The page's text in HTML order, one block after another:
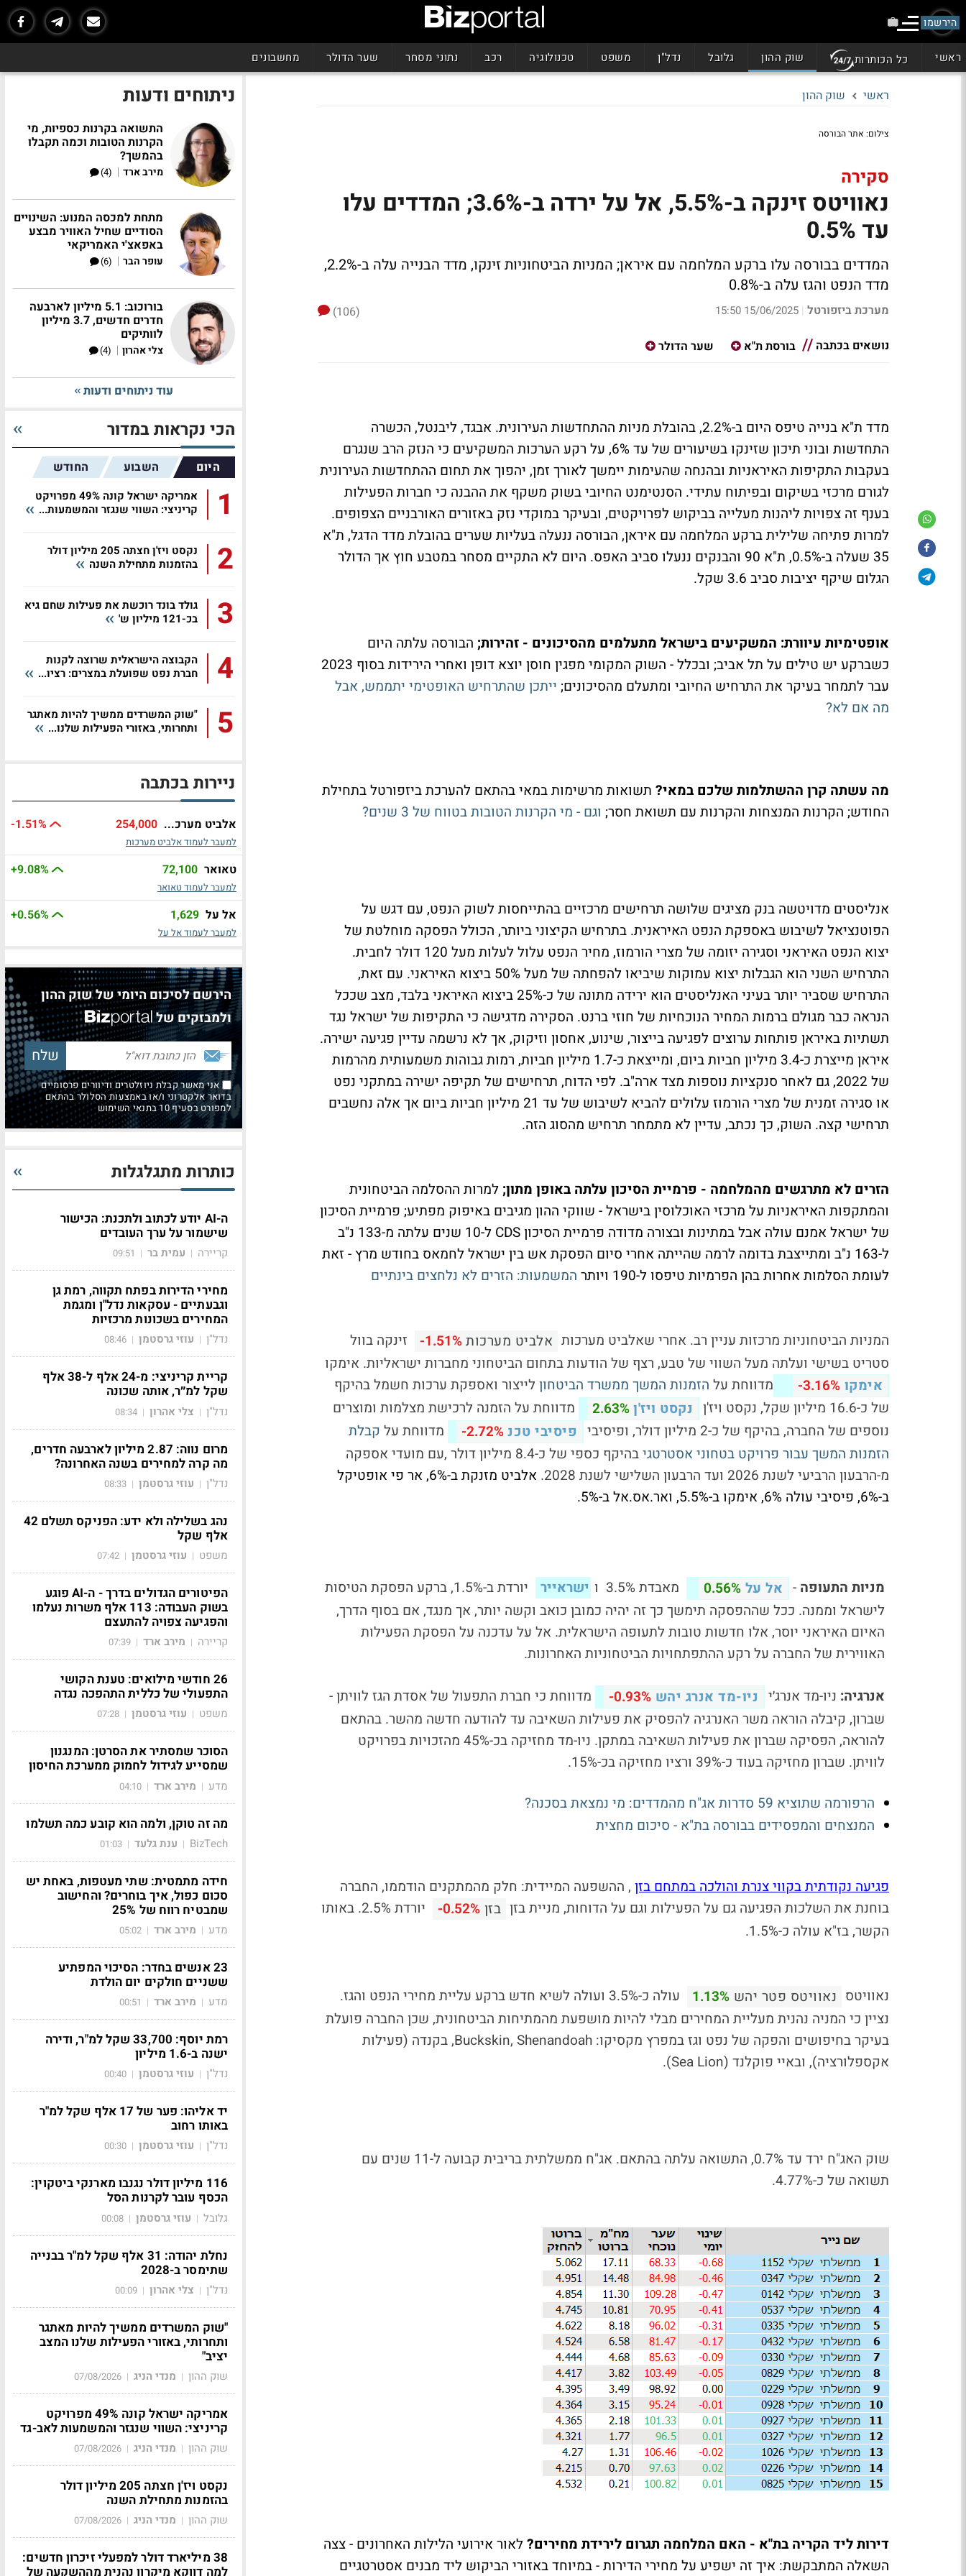
הירשמו
ראשי כל הכותרות שוק ההון גלובל נדל"ן משפט טכנולוגיה רכב נתוני מסחר שער הדולר מחשבונים
ראשי שוק ההון
צילום: אתר הבורסה
סקירה
נאוויטס זינקה ב-5.5%, אל על ירדה ב-3.6%; המדדים עלו
עד 0.5%
המדדים בבורסה עלו ברקע המלחמה עם איראן; המניות הביטחוניות זינקו, מדד הבנייה עלה ב-2.2%,
מדד הנפט והגז עלה ב-0.8%
מערכת ביזפורטל |
15/06/2025 15:50
(106)
נושאים בכתבה
בורסת ת"א שער הדולר
מדד ת"א בנייה טיפס היום ב-2.2%, בהובלת מניות ההתחדשות העירונית. אבגד, ליבנטל, הכשרה
התחדשות ובוני תיכון שזינקו בשיעורים של עד 6%, על רקע הערכות המשקיעים כי הנזק הרב שנגרם
בעקבות התקיפות האיראניות ובהנחה שהעימות יימשך לאורך זמן, יהפוך את תחום ההתחדשות העירונית
לגורם מרכזי בשיקום ובפיתוח עתידי. הסנטימנט החיובי בשוק משקף את ההבנה כי חברות הפעילות
בענף זה צפויות ליהנות מעלייה בביקוש לפרויקטים, ובעיקר במוקדי נזק באזורים האורבניים הצפופים.
למרות פתיחה שלילית ברקע המלחמה עם איראן, הבורסה ננעלה בעליות שערים בהובלת מדד הדגל, ת"א
35 שעלה ב-0.5%, ת"א 90 והבנקים ננעלו סביב האפס. היום לא התקיים מסחר במטבע חוץ אך הדולר
הגלום שיקף יציבות סביב 3.6 שקל.
אופטימיות עיוורת: המשקיעים בישראל מתעלמים מהסיכונים - זהירות; הבורסה עלתה היום
כשברקע יש טילים על תל אביב; ובכלל - השוק המקומי מפגין חוסן יוצא דופן ואחרי הירידות בסוף 2023
עבר לתמחר בעיקר את התרחיש החיובי ומתעלם מהסיכונים; ייתכן שהתרחיש האופטימי יתממש, אבל
מה אם לא?
מה עשתה קרן ההשתלמות שלכם במאי? תשואות מרשימות במאי בהתאם להערכת ביזפורטל בתחילת
החודש; הקרנות המנצחות והקרנות עם תשואת חסר; וגם - מי הקרנות הטובות בטווח של 3 שנים?
אנליסטים מדויטשה בנק מציגים שלושה תרחישים מרכזיים בהתייחסות לשוק הנפט, עם דגש על
הפוטנציאל לשיבוש באספקת הנפט האיראנית. בתרחיש הקיצוני ביותר, הכולל הפסקה מוחלטת של
יצוא הנפט האיראני וסגירה יזומה של מצרי הורמוז, מחיר הנפט עלול לעלות מעל 120 דולר לחבית.
התרחיש השני הוא הגבלות יצוא עמוקות שיביאו להפחתה של מעל 50% ביצוא האיראני. עם זאת,
התרחיש שסביר יותר בעיני האנליסטים הוא ירידה מתונה של כ-25% ביצוא האיראני בלבד, מצב שככל
הנראה כבר מגולם ברמות המחיר הנוכחיות של חוזי ברנט. הסקירה מדגישה כי התקיפות של ישראל נגד
תשתיות באיראן פותחות ערוצים לפגיעה בייצור, שינוע, אחסון וזיקוק, אך לא נרשמה עדיין פגיעה ישירה.
איראן מייצרת כ-3.4 מיליון חביות ביום, ומייצאת כ-1.7 מיליון חביות, רמות גבוהות משמעותית מהרמות
של 2022, גם לאחר סנקציות נוספות מצד ארה"ב. לפי הדוח, תרחישים של תקיפה ישירה במתקני נפט
או סגירה זמנית של מצרי הורמוז עלולים להביא לשיבוש של עד 21 מיליון חביות ביום אך אלה נחשבים
תרחישי קצה. השוק, כך נכתב, עדיין לא מתמחר תרחיש מהסוג הזה.
הזרים לא מתרגשים מהמלחמה - פרמיית הסיכון עלתה באופן מתון; למרות ההסלמה הביטחונית
והמתקפות האיראניות על מרכזי האוכלוסין בישראל - שווקי ההון מגיבים באיפוק מפתיע; פרמיית הסיכון
של ישראל אמנם עולה אבל במתינות ובצורה מדודה פרמיית הסיכון CDS ל-10 שנים עלתה מ-133 נ"ב
ל-163 נ"ב ומתייצבת בדומה לרמה שהייתה אחרי סיום הפסקת אש בין ישראל לחמאס בחודש מרץ - זאת
לעומת הסלמות אחרות בהן הפרמיות טיפסו ל-190 ויותר
המשמעות: הזרים לא נלחצים בינתיים
המניות הביטחוניות מרכזות עניין רב. אחרי שאלביט מערכות אלביט מערכות-1.51%
זינקה בוול
סטריט בשישי ועלתה מעל השווי של טבע, רצף של הודעות בתחום הביטחוני מחברות ישראליות. אימקו
אימקו -3.16% מדווחת על הזמנות המשך ממשרד הביטחון לייצור ואספקת ערכות חשמל בהיקף
של כ-16.6 מיליון שקל, נקסט ויז'ן
נקסט ויז'ן2.63% מדווחת על הזמנה לרכישת מצלמות ומוצרים
נוספים של החברה, בהיקף של כ-2 מיליון דולר, ופיסיבי
פיסיבי טכנ-2.72% מדווחת על קבלת
הזמנות המשך עבור פרויקט בטחוני אסטרטגי
בהיקף כספי של כ-8.4 מיליון דולר ,עם מועדי אספקה
מ-הרבעון הרביעי לשנת 2026 ועד הרבעון השלישי לשנת 2028.
אלביט מזנקת ב-6%, אר פי אופטיקל
ב-6%, פיסיבי עולה 6%, אימקו ב-5.5%, ואר.אס.אל ב-5%.
מניות התעופה - אל על 0.56% מאבדת 3.5% ו ישראייר
יורדת ב-1.5%, ברקע הפסקת הטיסות
לישראל וממנה. ככל שההפסקה תימשך כך זה יהיה כמובן כואב וקשה יותר, אך מנגד, אם בסוף הדרך,
האיום האיראני יוסר, אלו חדשות טובות לתעופה הישראלית. אל על עדכנה על הפסקת הפעילות
האווירית של החברה על רקע ההתפתחויות הביטחוניות האחרונות.
אנרגיה: ניו-מד אנרג׳י ניו-מד אנרג יהש -0.93%
מדווחת כי חברת התפעול של אסדת הגז לוויתן -
שברון, קיבלה הוראה משר האנרגיה להפסיק את פעילות השאיבה עד להודעה חדשה מהשר. בהתאם
להוראה, הפסיקה שברון את פעילות השאיבה במתקן. ניו-מד מחזיקה בכ-45% מהזכויות בפרויקט
לוויתן. שברון מחזיקה בעוד כ-39% ורציו מחזיקה בכ-15%.
הרפורמה שתוציא 59 סדרות אג"ח מהמדדים: מי נמצאת בסכנה?
המנצחים והמפסידים בבורסה בת"א - סיכום מחצית
פגיעה נקודתית בקווי צנרת והולכה במתחם בזן , ההשפעה המיידית: חלק מהמתקנים הודממו, החברה
בוחנת את השלכות הפגיעה גם על הפעילות וגם על הדוחות, מניית בזן בזן -0.52%
יורדת 2.5%. באותו
הקשר, בז"א עולה כ-1.5%.
נאוויטס נאוויטס פטר יהש 1.13%
עולה כ-3.5% ועולה לשיא חדש ברקע עליית מחירי הנפט והגז.
נציין כי המניה נהנית מעליית המחירים מבלי להיות מושפעת מהמתיחות הביטחונית, שכן החברה פועלת
בעיקר בחיפושים והפקה של נפט וגז במפרץ מקסיקו: Buckskin, Shenandoah, בקנדה (פעילות
אקספלורציה), ובאיי פוקלנד (Sea Lion).
שוק האג"ח ירד עד 0.7%, התשואה עלתה בהתאם. אג"ח ממשלתית בריבית קבועה ל-11 שנים עם
תשואה של כ-4.77%.
דירות ליד הקריה בת"א - האם המלחמה תגרום לירידת מחירים? לאור אירועי הלילות האחרונים - צצה
השאלה המתבקשת: איך זה ישפיע על מחירי הדירות - במיוחד באזורי הביקוש ליד מבנים אסטרטגיים
ניתוחים ודעות
התשואה בקרנות כספיות, מי
הקרנות הטובות וכמה תקבלו
בהמשך?
מירב ארד |
(4)
מתחת למכסה המנוע: השינויים
הסודיים שחיל האוויר מבצע
באפאצ'י האמריקאי
עופר הבר |
(6)
בורוכוב: 5.1 מיליון לארבעה
חדרים חדשים, 3.7 מיליון
לוותיקים
צלי אהרון |
(4)
עוד ניתוחים ודעות
הכי נקראות במדור
היום השבוע החודש
1
אמריקה ישראל קונה 49% מפרויקט
קריניצי: השווי שנגזר והמשמעות...
2
נקסט ויז'ן חצתה 205 מיליון דולר
בהזמנות מתחילת השנה
3
גולד בונד רוכשת את פעילות שחם גיא
בכ-121 מיליון ש'
4
הקבוצה הישראלית שרוצה לקנות
חברת נפט שפועלת במצרים: רציו...
5
"שוק המשרדים ממשיך להיות מאתגר
ותחרותי, באזורי הפעילות שלנו...
ניירות בכתבה
אלביט מערכ... 254,000
-1.51%
למעבר לעמוד אלביט מערכות
טאואר 72,100
+9.08%
למעבר לעמוד טאואר
אל על 1,629
+0.56%
למעבר לעמוד אל על
הירשם לסיכום היומי של שוק ההון
ולמבזקים של
אני מאשר קבלת ניוזלטרים ודיוורים פרסומיים
בדואר אלקטרוני ו/או באמצעות הסלולר בהתאם
למפורט בסעיף 10 בתנאי השימוש
כותרות מתגלגלות
ה-AI יודע לכתוב ולתכנת: הכישור
שישמור על ערך העובדים
קריירה | עמית בר |
09:51
מחירי הדירות בפתח תקווה, רמת גן
וגבעתיים - עסקאות נדל"ן ומגמת
המחירים בשכונות מרכזיות
נדל"ן | עוזי גרסטמן |
08:46
קריית קריניצי: מ-24 אלף ל-38 אלף
שקל למ״ר, אותה שכונה
נדל"ן | צלי אהרון |
08:34
מרום נווה: 2.87 מיליון לארבעה חדרים,
מה קרה למחירים בשנה האחרונה?
נדל"ן | עוזי גרסטמן |
08:33
נהג בשלילה ולא ידע: הפניקס תשלם 42
אלף שקל
משפט | עוזי גרסטמן |
07:42
הפיטורים הגדולים בדרך - ה-AI פוגע
בשוק העבודה: 113 אלף משרות נעלמו
והפגיעה צפויה להתעצם
קריירה | מירב ארד |
07:39
26 חודשי מילואים: טענת הקושי
התפעולי של כללית התהפכה נגדה
משפט | עוזי גרסטמן |
07:28
הסוכר שמסתיר את הסרטן: המנגנון
שמסייע לגידול לחמוק ממערכת החיסון
מדע | מירב ארד |
04:10
מה זה טוקן, ולמה הוא קובע כמה תשלמו
BizTech
| ענת גלעד |
01:03
חידה מתמטית: שתי מעטפות, באחת יש
סכום כפול, איך בוחרים? והחישוב
שמבטיח רווח של 25%
מדע | מירב ארד |
05:02
23 אנשים בחדר: הסיכוי המפתיע
ששניים חולקים יום הולדת
מדע | מירב ארד |
00:51
רמת יוסף: 33,700 שקל למ"ר, ודירה
ישנה ב-1.6 מיליון
נדל"ן | עוזי גרסטמן |
00:40
יד אליהו: פער של 17 אלף שקל למ"ר
באותו רחוב
נדל"ן | עוזי גרסטמן |
00:30
116 מיליון דולר נגנבו מארנקי ביטקוין:
הכסף עובר לקרנות הסל
גלובל | עוזי גרסטמן |
00:08
נחלת יהודה: 31 אלף שקל למ"ר בבנייה
שתימסר ב-2028
נדל"ן | צלי אהרון |
00:09
"שוק המשרדים ממשיך להיות מאתגר
ותחרותי, באזורי הפעילות שלנו המצב
יציב"
שוק ההון | מנדי הניג |
07/08/2026
אמריקה ישראל קונה 49% מפרויקט
קריניצי: השווי שנגזר והמשמעות לאב-גד
שוק ההון | מנדי הניג |
07/08/2026
נקסט ויז'ן חצתה 205 מיליון דולר
בהזמנות מתחילת השנה
שוק ההון | מנדי הניג |
07/08/2026
38 מיליארד דולר למפעלי זיכרון חדשים:
למה דווקא מיקרון נהנית מההשקעה של